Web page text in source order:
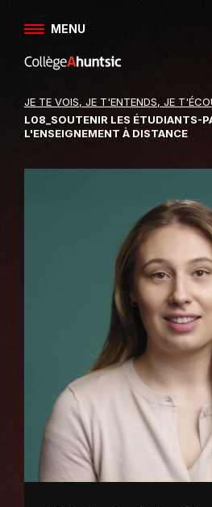
Aller au contenu
MENU
Retour
site
du
College
JE TE VOIS, JE T'ENTENDS, JE
L08_SOUTENIR LES ÉTUDIANTS-
L'ENSEIGNEMENT À DISTANCE